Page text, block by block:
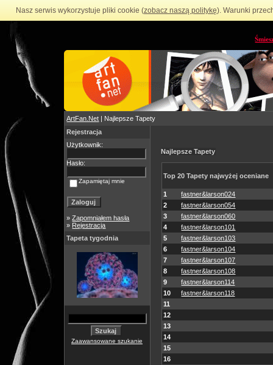
Nasz serwis wykorzystuje pliki cookie (zobacz naszą politykę). Warunki
ArtFan.Net | Najlepsze Tapety
Rejestracja
Użytkownik:
Hasło:
Zapamiętaj mnie
»Zapomniałem hasła
» Rejestracja
Tapeta tygodnia
Zaawansowane szukanie
Najlepsze Tapety
Top 20 Tapety najwyżej oceniane
1
fastner&larson024
2
fastner&larson054
3
fastner&larson060
4
fastner&larson101
5
fastner&larson103
6
fastner&larson104
7
fastner&larson107
8
fastner&larson108
9
fastner&larson114
10
fastner&larson118
11
12
13
14
15
16